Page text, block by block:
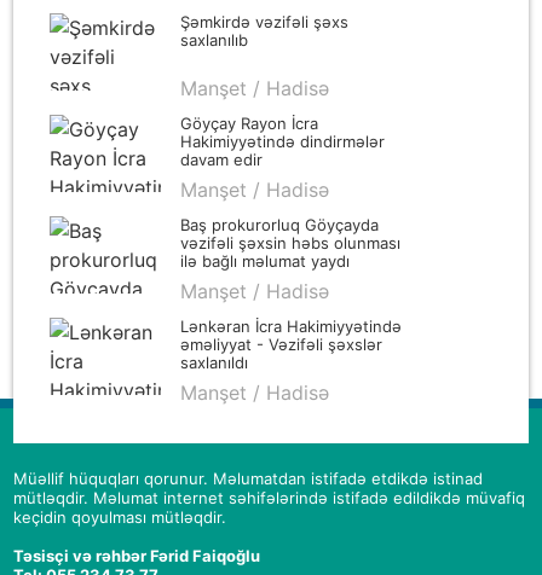
Şəmkirdə vəzifəli şəxs
saxlanılıb
Manşet / Hadisə
Göyçay Rayon İcra
Hakimiyyətində dindirmələr
davam edir
Manşet / Hadisə
Baş prokurorluq Göyçayda
vəzifəli şəxsin həbs olunması
ilə bağlı məlumat yaydı
Manşet / Hadisə
Lənkəran İcra Hakimiyyətində
əməliyyat - Vəzifəli şəxslər
saxlanıldı
Manşet / Hadisə
Müəllif hüquqları qorunur. Məlumatdan istifadə etdikdə istinad
mütləqdir. Məlumat internet səhifələrində istifadə edildikdə müvafiq
keçidin qoyulması mütləqdir.
Təsisçi və rəhbər Fərid Faiqoğlu